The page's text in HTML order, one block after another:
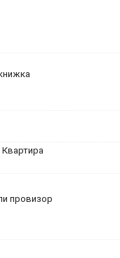
провизор